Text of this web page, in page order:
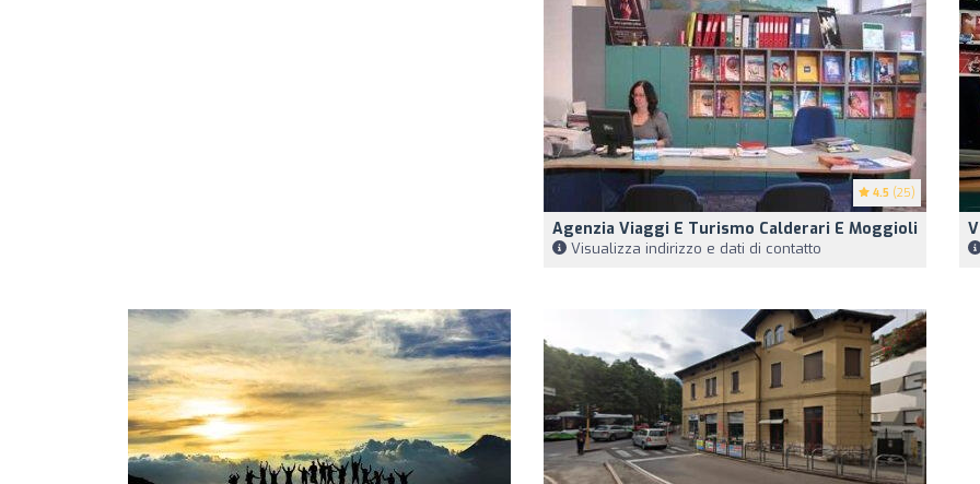
4.5 (25)
Agenzia Viaggi E Turismo Calderari E Moggioli
Visualizza indirizzo e dati di contatto